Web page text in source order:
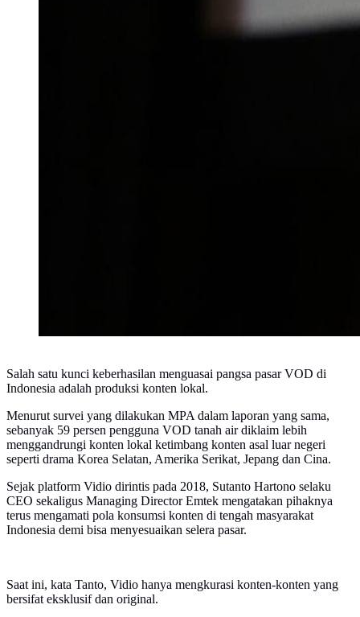
Salah satu kunci keberhasilan menguasai pangsa pasar VOD di
Indonesia adalah produksi konten lokal.
Menurut survei yang dilakukan MPA dalam laporan yang sama,
sebanyak 59 persen pengguna VOD tanah air diklaim lebih
menggandrungi konten lokal ketimbang konten asal luar negeri
seperti drama Korea Selatan, Amerika Serikat, Jepang dan Cina.
Sejak platform Vidio dirintis pada 2018, Sutanto Hartono selaku
CEO sekaligus Managing Director Emtek mengatakan pihaknya
terus mengamati pola konsumsi konten di tengah masyarakat
Indonesia demi bisa menyesuaikan selera pasar.
Saat ini, kata Tanto, Vidio hanya mengkurasi konten-konten yang
bersifat eksklusif dan original.